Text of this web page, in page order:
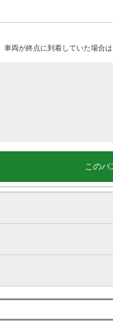
両が終点に到着していた場合
このバ